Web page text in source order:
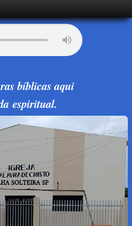
bíblicas aqui
espiritual.